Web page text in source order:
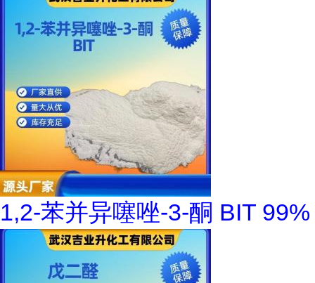
1,2-苯并异噻唑-3-酮 BIT 99%